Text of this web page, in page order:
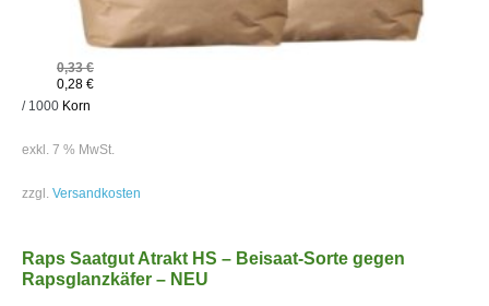
0,33€
0,28 €
/ 1000 Korn
exkl. 7 % MwSt.
zzgl. Versandkosten
Raps Saatgut Atrakt HS – Beisaat-Sorte gegen
Rapsglanzkäfer – NEU